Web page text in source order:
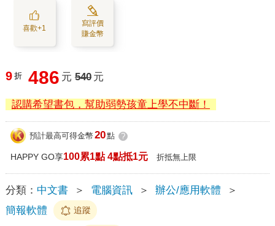
喜歡+1
寫評價
賺金幣
9 折 486 元 540 元
認購希望書包，幫助弱勢孩童上學不中斷！
預計最高可得金幣 20點 ?
HAPPY GO享100累1點 4點抵1元 折抵無上限
分類： 中文書 ＞ 電腦資訊 ＞ 辦公/應用軟體
＞
簡報軟體
追蹤